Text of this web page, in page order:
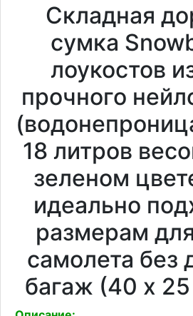
Складная
сумка
лоукостов
прочного
18 литров
зеленом
идеально
размерам
самолета без
багаж (40 х